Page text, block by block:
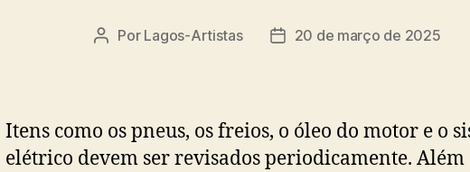
Autor
Por Lagos-Artistas
Data20 de março de 2025
Itens como os pneus, os freios, o óleo do motor e o
elétrico devem ser revisados periodicamente. Além